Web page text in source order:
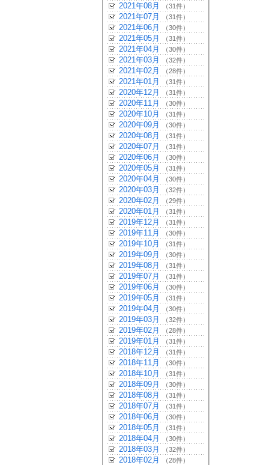
2021年08月 （31件）
2021年07月 （31件）
2021年06月 （30件）
2021年05月 （31件）
2021年04月 （30件）
2021年03月 （32件）
2021年02月 （28件）
2021年01月 （31件）
2020年12月 （31件）
2020年11月 （30件）
2020年10月 （31件）
2020年09月 （30件）
2020年08月 （31件）
2020年07月 （31件）
2020年06月 （30件）
2020年05月 （31件）
2020年04月 （30件）
2020年03月 （32件）
2020年02月 （29件）
2020年01月 （31件）
2019年12月 （31件）
2019年11月 （30件）
2019年10月 （31件）
2019年09月 （30件）
2019年08月 （31件）
2019年07月 （31件）
2019年06月 （30件）
2019年05月 （31件）
2019年04月 （30件）
2019年03月 （32件）
2019年02月 （28件）
2019年01月 （31件）
2018年12月 （31件）
2018年11月 （30件）
2018年10月 （31件）
2018年09月 （30件）
2018年08月 （31件）
2018年07月 （31件）
2018年06月 （30件）
2018年05月 （31件）
2018年04月 （30件）
2018年03月 （32件）
2018年02月 （28件）